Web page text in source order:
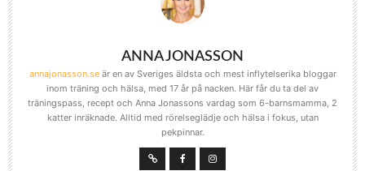
ANNA JONASSON
annajonasson.seär en av Sveriges äldsta och mest inflytelserika bloggar
inom träning och hälsa, med 17 år på nacken. Här får du ta del av
träningspass, recept och Anna Jonassons vardag som 6-barnsmamma, 2
katter inräknade. Alltid med rörelseglädje och hälsa i fokus, utan
pekpinnar.